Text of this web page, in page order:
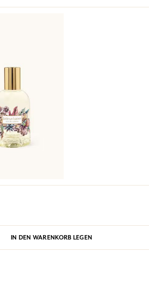
IN DEN WARENKORB LEGEN